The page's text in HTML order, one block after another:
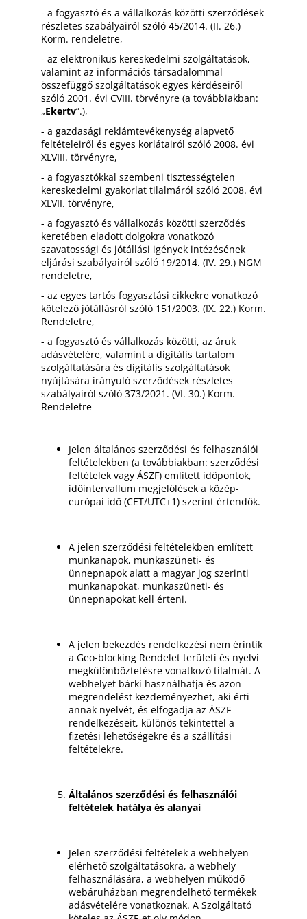
- a fogyasztó és a vállalkozás közötti szerződések
részletes szabályairól szóló 45/2014. (II. 26.)
Korm. rendeletre,
- az elektronikus kereskedelmi szolgáltatások,
valamint az információs társadalommal
összefüggő szolgáltatások egyes kérdéseiről
szóló 2001. évi CVIII. törvényre (a továbbiakban:
„Ekertv”.),
- a gazdasági reklámtevékenység alapvető
feltételeiről és egyes korlátairól szóló 2008. évi
XLVIII. törvényre,
- a fogyasztókkal szembeni tisztességtelen
kereskedelmi gyakorlat tilalmáról szóló 2008. évi
XLVII. törvényre,
- a fogyasztó és vállalkozás közötti szerződés
keretében eladott dolgokra vonatkozó
szavatossági és jótállási igények intézésének
eljárási szabályairól szóló 19/2014. (IV. 29.) NGM
rendeletre,
- az egyes tartós fogyasztási cikkekre vonatkozó
kötelező jótállásról szóló 151/2003. (IX. 22.) Korm.
Rendeletre,
- a fogyasztó és vállalkozás közötti, az áruk
adásvételére, valamint a digitális tartalom
szolgáltatására és digitális szolgáltatások
nyújtására irányuló szerződések részletes
szabályairól szóló 373/2021. (VI. 30.) Korm.
Rendeletre
Jelen általános szerződési és felhasználói
feltételekben (a továbbiakban: szerződési
feltételek vagy ÁSZF) említett időpontok,
időintervallum megjelölések a közép-
európai idő (CET/UTC+1) szerint értendők.
A jelen szerződési feltételekben említett
munkanapok, munkaszüneti- és
ünnepnapok alatt a magyar jog szerinti
munkanapokat, munkaszüneti- és
ünnepnapokat kell érteni.
A jelen bekezdés rendelkezési nem érintik
a Geo-blocking Rendelet területi és nyelvi
megkülönböztetésre vonatkozó tilalmát. A
webhelyet bárki használhatja és azon
megrendelést kezdeményezhet, aki érti
annak nyelvét, és elfogadja az ÁSZF
rendelkezéseit, különös tekintettel a
fizetési lehetőségekre és a szállítási
feltételekre.
Általános szerződési és felhasználói
feltételek hatálya és alanyai
Jelen szerződési feltételek a webhelyen
elérhető szolgáltatásokra, a webhely
felhasználására, a webhelyen működő
webáruházban megrendelhető termékek
adásvételére vonatkoznak. A Szolgáltató